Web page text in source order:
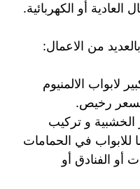
العادية أو الكهربائية.
من الاعمال:
لابواب الالمنيوم
بسعر رخيص.
الخشبية و تركيب
للابواب في الحمامات
أو الفنادق أو